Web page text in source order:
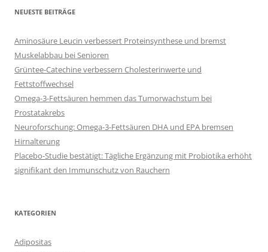
NEUESTE BEITRÄGE
Aminosäure Leucin verbessert Proteinsynthese und bremst
Muskelabbau bei Senioren
Grüntee-Catechine verbessern Cholesterinwerte und
Fettstoffwechsel
Omega-3-Fettsäuren hemmen das Tumorwachstum bei
Prostatakrebs
Neuroforschung: Omega-3-Fettsäuren DHA und EPA bremsen
Hirnalterung
Placebo-Studie bestätigt: Tägliche Ergänzung mit Probiotika erhöht
signifikant den Immunschutz von Rauchern
KATEGORIEN
Adipositas